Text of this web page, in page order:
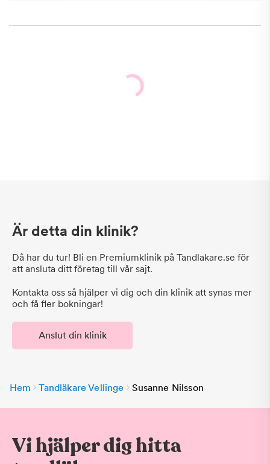
Är detta din klinik?
Då har du tur! Bli en Premiumklinik på Tandlakare.se för
att ansluta ditt företag till vår sajt.
Kontakta oss så hjälper vi dig och din klinik att synas mer
och få fler bokningar!
Anslut din klinik
Hem Tandläkare Vellinge Susanne Nilsson
Vi hjälper dig hitta